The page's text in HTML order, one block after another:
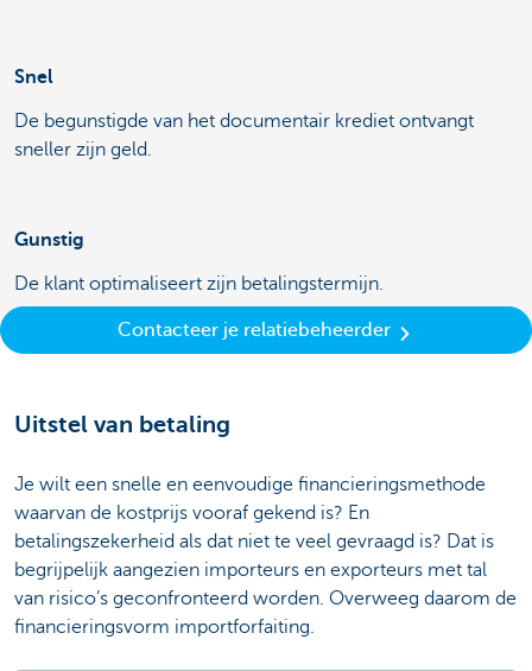
Snel
De begunstigde van het documentair krediet ontvangt
sneller zijn geld.
Gunstig
De klant optimaliseert zijn betalingstermijn.
Contacteer je relatiebeheerder
Uitstel van betaling
Je wilt een snelle en eenvoudige financieringsmethode
waarvan de kostprijs vooraf gekend is? En
betalingszekerheid als dat niet te veel gevraagd is? Dat is
begrijpelijk aangezien importeurs en exporteurs met tal
van risico’s geconfronteerd worden. Overweeg daarom de
financieringsvorm importforfaiting.